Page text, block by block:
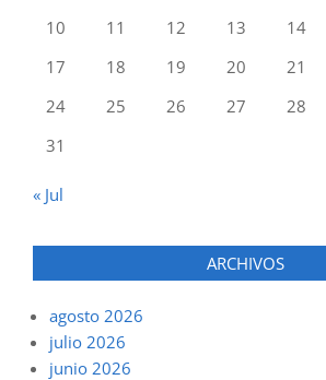
10
11 12 13 14
17
18 19 20 21
24
25 26 27 28
31
« Jul
ARCHIVOS
agosto 2026
julio 2026
junio 2026